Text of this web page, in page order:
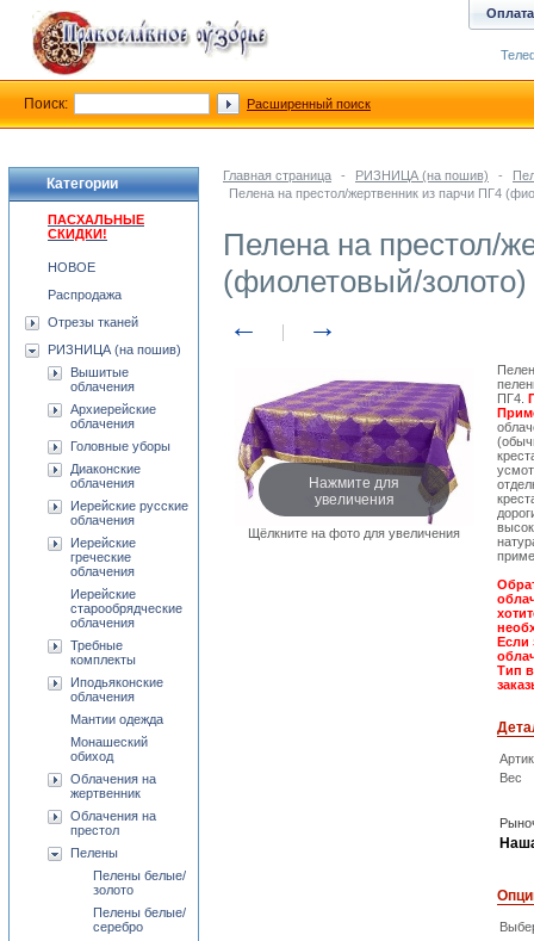
Главная страница - РИЗНИЦА (на пошив) -
Пелена на престол/жертвенник из парчи ПГ4
Пелена на престол/
(фиолетовый/золото)
← →
Нажмите для
увеличения
Щёлкните на фото для увеличения
ПГ4.
Если
Тип
Вес
Категории
ПАСХАЛЬНЫЕ
СКИДКИ!
НОВОЕ
Распродажа
Отрезы тканей
РИЗНИЦА (на пошив)
Вышитые
облачения
Архиерейские
облачения
Головные уборы
Диаконские
облачения
Иерейские русские
облачения
Иерейские
греческие
облачения
Иерейские
старообрядческие
облачения
Требные
комплекты
Иподьяконские
облачения
Мантии одежда
Монашеский
обиход
Облачения на
жертвенник
Облачения на
престол
Пелены
Пелены белые/
золото
Пелены белые/
серебро
Оплата
Поиск: Расширенный поиск